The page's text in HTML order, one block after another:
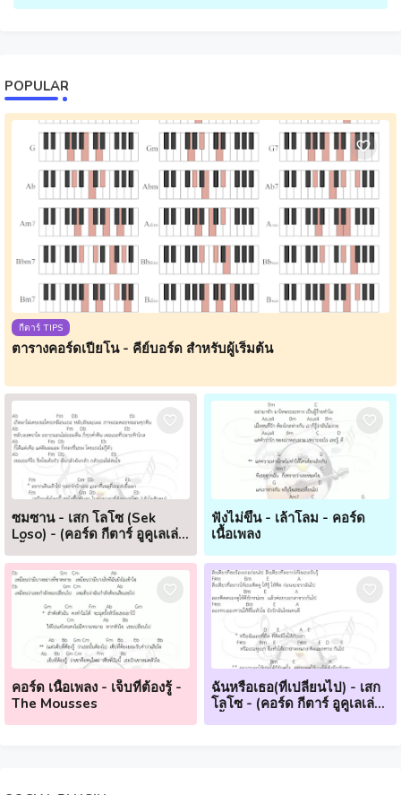
POPULAR
กีตาร์ TIPS
ตารางคอร์ดเปียโน - คีย์บอร์ด สำหรับผู้เริ่มต้น
ซมซาน - เสก โลโซ (Sek
Loso) - (คอร์ด กีตาร์ อูคูเลเล่
ฟังไม่ขึ้น - เล้าโลม - คอร์ด
เนื้อเพลง
คอร์ด เนื้อเพลง - เจ็บที่ต้องรู้ -
The Mousses
ฉันหรือเธอ(ที่เปลี่ยนไป) - เสก
โลโซ - (คอร์ด กีตาร์ อูคูเลเล่